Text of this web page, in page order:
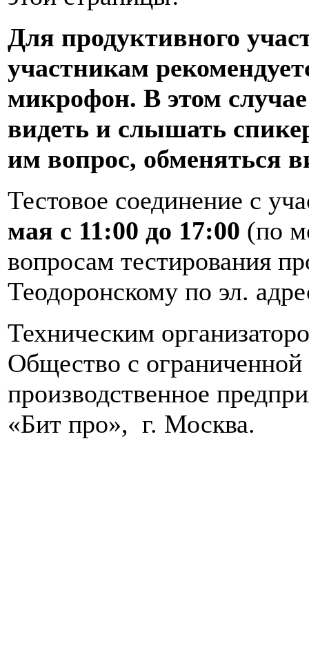
Для продуктивного
участникам
микрофон. В этом
видеть и слышать
им вопрос, обменяться
Тестовое соединение с
мая с 11:00 до 17:00 (по
вопросам тестирования
Теодоронскому по эл.
Техническим
Общество с
производственное
«Бит про», г. Москва.